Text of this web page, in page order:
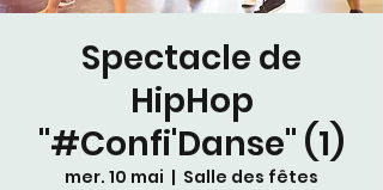
Spectacle de
HipHop
"#Confi'Danse" (1)
mer. 10 mai
  |
Salle des fêtes